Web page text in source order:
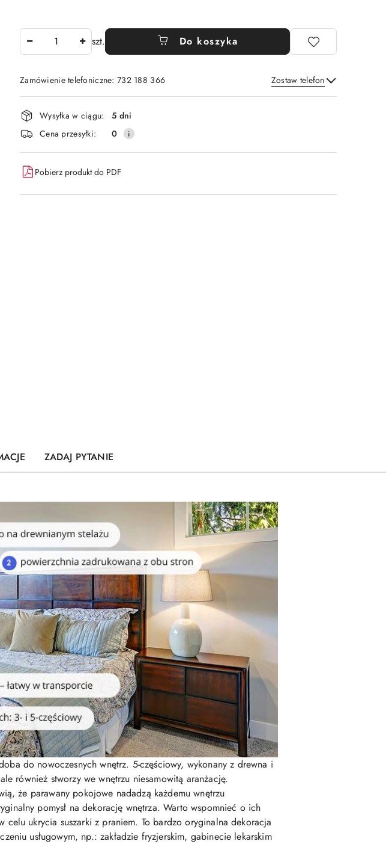
szt. Do koszyka
Zamówienie telefoniczne: 732 188 366 Zostaw telefon
Wyślij
Dostępność
i
dostawa
Wysyłka w ciągu:
5 dni
Cena przesyłki:
0
Pobierz produkt do PDF
ZADAJ PYTANIE
do nowoczesnych wnętrz. 5-częściowy, wykonany z drewna i
również stworzy we wnętrzu niesamowitą aranżację.
że parawany pokojowe nadadzą każdemu wnętrzu
pomysł na dekorację wnętrza. Warto wspomnieć o ich
celu ukrycia suszarki z praniem. To bardzo oryginalna dekoracja
usługowym, np.: zakładzie fryzjerskim, gabinecie lekarskim